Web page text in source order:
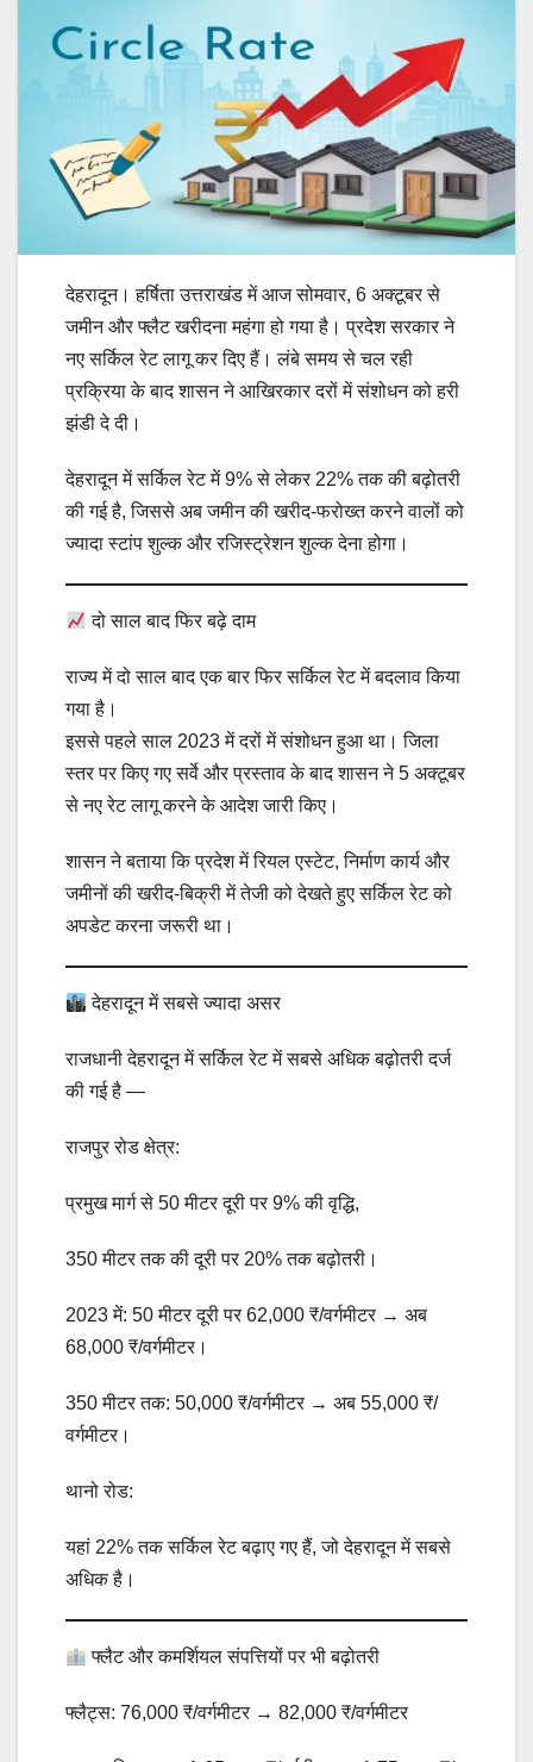
देहरादून। हर्षिता उत्तराखंड में आज सोमवार, 6 अक्टूबर से
जमीन और फ्लैट खरीदना महंगा हो गया है। प्रदेश सरकार ने
नए सर्किल रेट लागू कर दिए हैं। लंबे समय से चल रही
प्रक्रिया के बाद शासन ने आखिरकार दरों में संशोधन को हरी
झंडी दे दी।
देहरादून में सर्किल रेट में 9% से लेकर 22% तक की बढ़ोतरी
की गई है, जिससे अब जमीन की खरीद-फरोख्त करने वालों को
ज्यादा स्टांप शुल्क और रजिस्ट्रेशन शुल्क देना होगा।
दो साल बाद फिर बढ़े दाम
राज्य में दो साल बाद एक बार फिर सर्किल रेट में बदलाव किया
गया है।
इससे पहले साल 2023 में दरों में संशोधन हुआ था। जिला
स्तर पर किए गए सर्वे और प्रस्ताव के बाद शासन ने 5 अक्टूबर
से नए रेट लागू करने के आदेश जारी किए।
शासन ने बताया कि प्रदेश में रियल एस्टेट, निर्माण कार्य और
जमीनों की खरीद-बिक्री में तेजी को देखते हुए सर्किल रेट को
अपडेट करना जरूरी था।
देहरादून में सबसे ज्यादा असर
राजधानी देहरादून में सर्किल रेट में सबसे अधिक बढ़ोतरी दर्ज
की गई है —
राजपुर रोड क्षेत्र:
प्रमुख मार्ग से 50 मीटर दूरी पर 9% की वृद्धि,
350 मीटर तक की दूरी पर 20% तक बढ़ोतरी।
2023 में: 50 मीटर दूरी पर 62,000 ₹/वर्गमीटर → अब
68,000 ₹/वर्गमीटर।
350 मीटर तक: 50,000 ₹/वर्गमीटर → अब 55,000 ₹/
वर्गमीटर।
थानो रोड:
यहां 22% तक सर्किल रेट बढ़ाए गए हैं, जो देहरादून में सबसे
अधिक है।
फ्लैट और कमर्शियल संपत्तियों पर भी बढ़ोतरी
फ्लैट्स: 76,000 ₹/वर्गमीटर → 82,000 ₹/वर्गमीटर